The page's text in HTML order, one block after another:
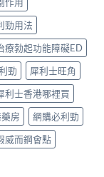
勁用法
療勃起功能障礙ED
勁
犀利士旺角
利士香港哪裡買
房
網購必利勁
威而鋼會點